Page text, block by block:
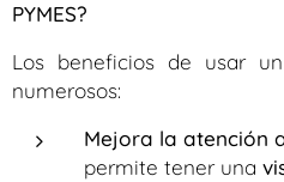
PYMES?
Los beneficios de usar
numerosos:
Mejora la atención
permite tener una